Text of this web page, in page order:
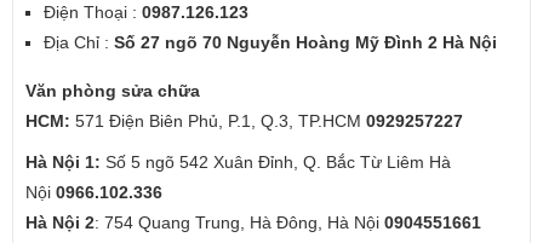
Điện Thoại : 0987.126.123
Địa Chỉ : Số 27 ngõ 70 Nguyễn Hoàng Mỹ Đình 2 Hà Nội
Văn phòng sửa chữa
HCM: 571 Điện Biên Phủ, P.1, Q.3, TP.HCM 0929257227
Hà Nội 1: Số 5 ngõ 542 Xuân Đỉnh, Q. Bắc Từ Liêm Hà
Nội 0966.102.336
Hà Nội 2: 754 Quang Trung, Hà Đông, Hà Nội 0904551661